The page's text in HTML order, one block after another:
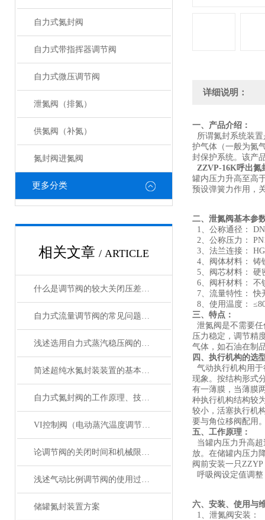
自力式氮封阀
自力式带指挥器调节阀
自力式微压调节阀
泄氮阀（排氮）
供氮阀（补氮）
氮封阀进氮阀
更多分类
相关文章 / ARTICLE
什么是调节阀的较大关闭压差、切断阀的较大切断压差
自力式流量调节阀的常见问题相应解决方法介绍
浅述选用自力式蒸汽稳压阀的五大原则
简述超纯水氮封装装置的基本操作方法
自力式氮封阀的工作原理、技术特性及工业应用
VI控制阀（电动蒸汽温度调节阀）高压差气体测试阀座泄漏量计算与分析
论调节阀的关闭时间和机械限位的重要性
浅述气动比例调节阀的使用过程中应注意的事项
储罐氮封装置方案
详细说明：
一、产品介绍：
所谓氮封系统装
护气体（一般为氮
封保护系统。该产
ZZVP-16K呼出氮
罐内压力升高至高
预设弹簧力作用，
二、泄氮阀基本参
1、公称通径：
2、公称压力：
3、法兰连接：
4、阀体材料： 铸
5、阀芯材料： 硬
6、阀杆材料： 不
7、流量特性： 快
8、使用温度：
三、特点：
泄氮阀是不需要
压力稳定，调节精
气体，如石油在制
四、执行机构的选
气动执行机构用
现象。按结构形式
有一薄膜，当薄膜
种执行机构结构较
较小，活塞执行机
要与角位移阀配用
五、工作原理：
当罐内压力升高
放。在储罐内压力
阀前安装一只
呼吸阀设定值调
六、安装、使用与
1、泄氮阀安装：